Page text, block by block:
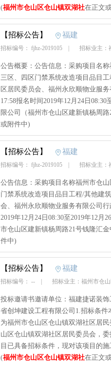
(福州市仓山区仓山镇双湖社在正文
【招标公告】 福建
招标编号： fjhz-2019105 招标业主：
公告概要：公告信息：采购项目名
三区、四区门禁系统改造项目品目
区居民委员会、福州永欣顺物业服
17:58报名时间2019年12月24日
限公司（福州市仓山区建新镇杨周
或附件中)
【招标公告】 福建
招标编号： fjhz-2019105 招标业主：
公告信息：采购项目名称福州市仓
门禁系统改造项目品目工程/其他建
会、福州永欣顺物业服务有限公司
2019年12月24日08:30至2019年12
市仓山区建新镇杨周路21号钱隆汇
件中)
【招标公告】 福建
招标编号： -- 招标业主：福州市仓
投标邀请书邀请单位：福建捷诺装
省创坤建设工程有限公司1.招标条
为福州市仓山区仓山镇双湖社区居
山区仓山镇双湖社区居民委员会，
目已具备招标条件，现对该项目的
(福州市仓山区仓山镇双湖社在正文